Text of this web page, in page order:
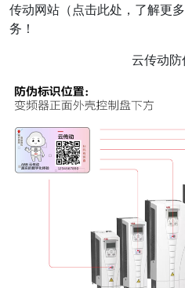
传动网站（点击此处，了解更
务！
云传动